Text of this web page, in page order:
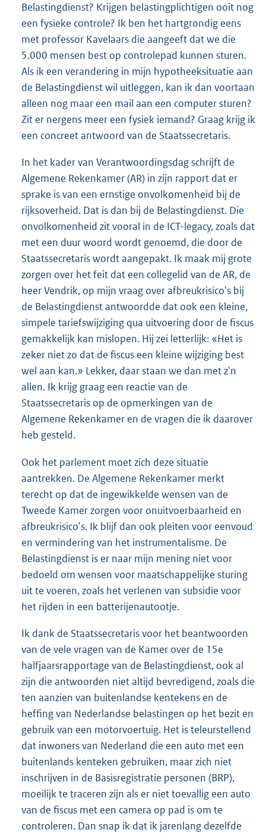
Belastingdienst? Krijgen belastingplichtigen ooit nog
een fysieke controle? Ik ben het hartgrondig eens
met professor Kavelaars die aangeeft dat we die
5.000 mensen best op controlepad kunnen sturen.
Als ik een verandering in mijn hypotheeksituatie aan
de Belastingdienst wil uitleggen, kan ik dan voortaan
alleen nog maar een mail aan een computer sturen?
Zit er nergens meer een fysiek iemand? Graag krijg ik
een concreet antwoord van de Staatssecretaris.
In het kader van Verantwoordingsdag schrijft de
Algemene Rekenkamer (AR) in zijn rapport dat er
sprake is van een ernstige onvolkomenheid bij de
rijksoverheid. Dat is dan bij de Belastingdienst. Die
onvolkomenheid zit vooral in de ICT-legacy, zoals dat
met een duur woord wordt genoemd, die door de
Staatssecretaris wordt aangepakt. Ik maak mij grote
zorgen over het feit dat een collegelid van de AR, de
heer Vendrik, op mijn vraag over afbreukrisico's bij
de Belastingdienst antwoordde dat ook een kleine,
simpele tariefswijziging qua uitvoering door de fiscus
gemakkelijk kan mislopen. Hij zei letterlijk: «Het is
zeker niet zo dat de fiscus een kleine wijziging best
wel aan kan.» Lekker, daar staan we dan met z'n
allen. Ik krijg graag een reactie van de
Staatssecretaris op de opmerkingen van de
Algemene Rekenkamer en de vragen die ik daarover
heb gesteld.
Ook het parlement moet zich deze situatie
aantrekken. De Algemene Rekenkamer merkt
terecht op dat de ingewikkelde wensen van de
Tweede Kamer zorgen voor onuitvoerbaarheid en
afbreukrisico's. Ik blijf dan ook pleiten voor eenvoud
en vermindering van het instrumentalisme. De
Belastingdienst is er naar mijn mening niet voor
bedoeld om wensen voor maatschappelijke sturing
uit te voeren, zoals het verlenen van subsidie voor
het rijden in een batterijenautootje.
Ik dank de Staatssecretaris voor het beantwoorden
van de vele vragen van de Kamer over de 15e
halfjaarsrapportage van de Belastingdienst, ook al
zijn die antwoorden niet altijd bevredigend, zoals die
ten aanzien van buitenlandse kentekens en de
heffing van Nederlandse belastingen op het bezit en
gebruik van een motorvoertuig. Het is teleurstellend
dat inwoners van Nederland die een auto met een
buitenlands kenteken gebruiken, maar zich niet
inschrijven in de Basisregistratie personen (BRP),
moeilijk te traceren zijn als er niet toevallig een auto
van de fiscus met een camera op pad is om te
controleren. Dan snap ik dat ik jarenlang dezelfde